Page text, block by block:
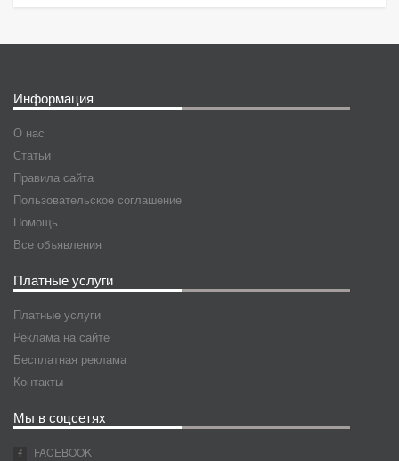
Информация
О нас
Статьи
Правила сайта
Пользовательское соглашение
Помощь
Все объявления
Платные услуги
Платные услуги
Реклама на сайте
Бесплатная реклама
Контакты
Мы в соцсетях
FACEBOOK